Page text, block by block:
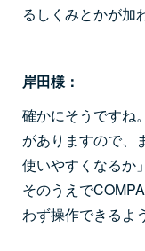
るしくみとかが加
岸田様：
確かにそうですね
がありますので、
使いやすくなるか
そのうえで
わず操作できるよ